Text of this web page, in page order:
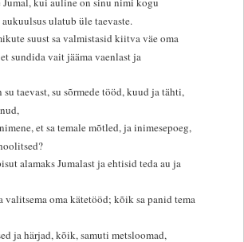
ulatub üle taevaste.
suust sa valmistasid kiitva väe oma
sundida vait jääma vaenlast ja
su taevast, su sõrmede tööd, kuud ja tähti,
et sa temale mõtled, ja inimesepoeg,
alamaks Jumalast ja ehtisid teda au ja
valitsema oma kätetööd; kõik sa panid tema
ja härjad, kõik, samuti metsloomad,